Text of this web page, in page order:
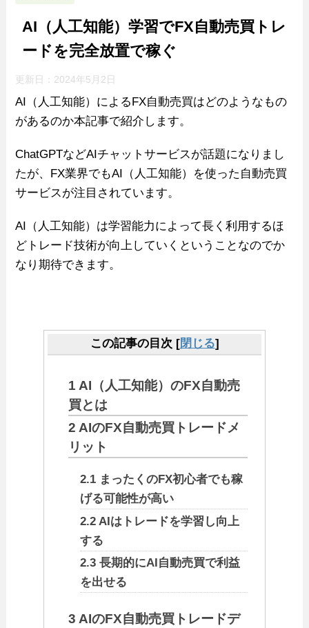
AI（人工知能）学習でFX自動売買トレ
ードを完全放置で稼ぐ
更新日： 2024年5月2日
AI（人工知能）によるFX自動売買はどのようなもの
があるのか本記事で紹介します。
ChatGPTなどAIチャットサービスが話題になりまし
たが、FX業界でもAI（人工知能）を使った自動売買
サービスが注目されています。
AI（人工知能）は学習能力によって長く利用するほ
どトレード技術が向上していくということなのでか
なり期待できます。
この記事の目次 [閉じる]
1 AI（人工知能）のFX自動売
買とは
2 AIのFX自動売買トレードメ
リット
2.1まったくのFX初心者でも稼
げる可能性が高い
2.2AIはトレードを学習し向上
する
2.3長期的にAI自動売買で利益
を出せる
3 AIのFX自動売買トレードデ